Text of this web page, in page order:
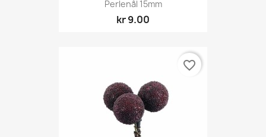
Perlenål 15mm
kr 9.00
favorite_border